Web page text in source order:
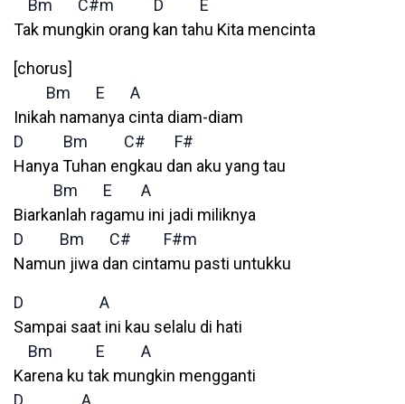
Bm
C#m D
E
Tak mungkin orang kan tahu Kita mencinta
[chorus]
Bm
E
A
Inikah namanya cinta diam-diam
D
Bm C#
F#
Hanya Tuhan engkau dan aku yang tau
Bm
E
A
Biarkanlah ragamu ini jadi miliknya
D
Bm C#
F#m
Namun jiwa dan cintamu pasti untukku
D
A
Sampai saat ini kau selalu di hati
Bm
E
A
Karena ku tak mungkin mengganti
D
A